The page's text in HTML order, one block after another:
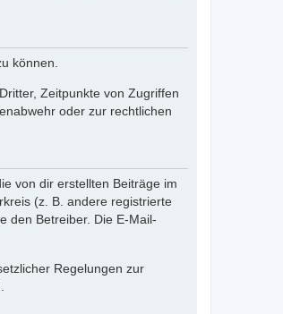
können.
Zeitpunkte von Zugriffen
oder zur rechtlichen
von dir erstellten Beiträge im
(z. B. andere registrierte
den Betreiber. Die E-Mail-
Regelungen zur